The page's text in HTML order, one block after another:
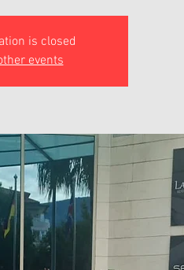
is closed
events